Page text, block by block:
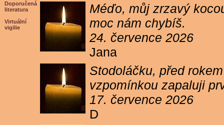
Doporučená
literatura
Virtuální
vigilie
Méďo, můj zrzavý
moc nám chybíš.
24. července 2026
Jana
Stodoláčku, před
vzpomínkou zapaluji
17. července 2026
D